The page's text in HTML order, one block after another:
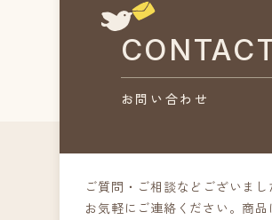
ご質問・ご相談などございまし
お気軽にご連絡ください。 商品